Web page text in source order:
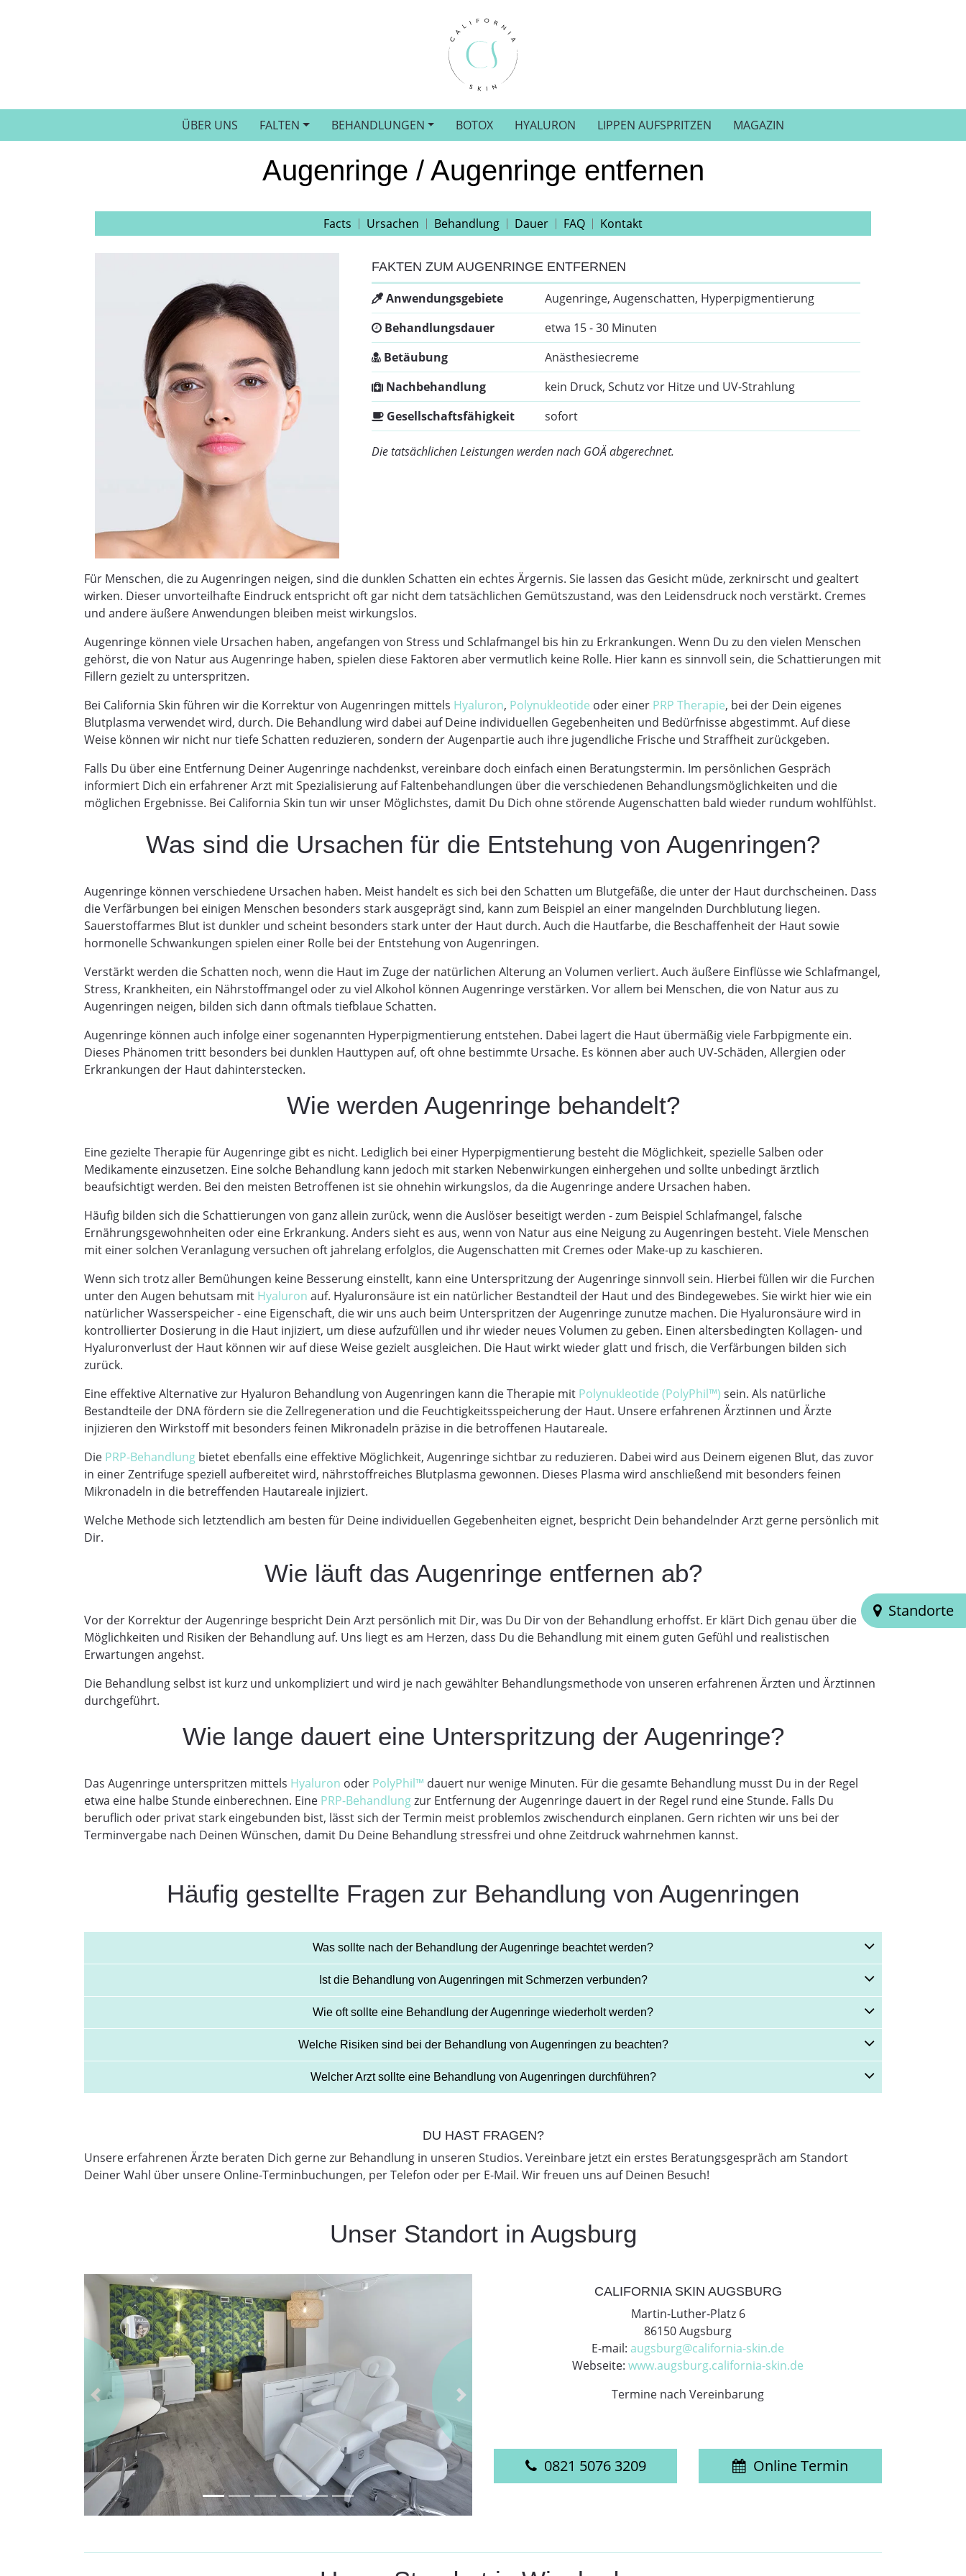
ÜBER UNS FALTEN BEHANDLUNGEN BOTOX HYALURON LIPPEN AUFSPRITZEN MAGAZIN
Augenringe / Augenringe entfernen
Facts Ursachen Behandlung Dauer FAQ Kontakt
FAKTEN ZUM AUGENRINGE ENTFERNEN
Anwendungsgebiete
Augenringe, Augenschatten, Hyperpigmentierung
Behandlungsdauer
etwa 15 - 30 Minuten
Betäubung
Anästhesiecreme
Nachbehandlung
kein Druck, Schutz vor Hitze und UV-Strahlung
Gesellschaftsfähigkeit
sofort
Die tatsächlichen Leistungen werden nach GOÄ abgerechnet.
Für Menschen, die zu Augenringen neigen, sind die dunklen Schatten ein echtes Ärgernis. Sie lassen das Gesicht müde, zerknirscht und gealtert
wirken. Dieser unvorteilhafte Eindruck entspricht oft gar nicht dem tatsächlichen Gemütszustand, was den Leidensdruck noch verstärkt. Cremes
und andere äußere Anwendungen bleiben meist wirkungslos.
Augenringe können viele Ursachen haben, angefangen von Stress und Schlafmangel bis hin zu Erkrankungen. Wenn Du zu den vielen Menschen
gehörst, die von Natur aus Augenringe haben, spielen diese Faktoren aber vermutlich keine Rolle. Hier kann es sinnvoll sein, die Schattierungen mit
Fillern gezielt zu unterspritzen.
Bei California Skin führen wir die Korrektur von Augenringen mittels Hyaluron, Polynukleotide oder einer PRP Therapie, bei der Dein eigenes
Blutplasma verwendet wird, durch. Die Behandlung wird dabei auf Deine individuellen Gegebenheiten und Bedürfnisse abgestimmt. Auf diese
Weise können wir nicht nur tiefe Schatten reduzieren, sondern der Augenpartie auch ihre jugendliche Frische und Straffheit zurückgeben.
Falls Du über eine Entfernung Deiner Augenringe nachdenkst, vereinbare doch einfach einen Beratungstermin. Im persönlichen Gespräch
informiert Dich ein erfahrener Arzt mit Spezialisierung auf Faltenbehandlungen über die verschiedenen Behandlungsmöglichkeiten und die
möglichen Ergebnisse. Bei California Skin tun wir unser Möglichstes, damit Du Dich ohne störende Augenschatten bald wieder rundum wohlfühlst.
Was sind die Ursachen für die Entstehung von Augenringen?
Augenringe können verschiedene Ursachen haben. Meist handelt es sich bei den Schatten um Blutgefäße, die unter der Haut durchscheinen. Dass
die Verfärbungen bei einigen Menschen besonders stark ausgeprägt sind, kann zum Beispiel an einer mangelnden Durchblutung liegen.
Sauerstoffarmes Blut ist dunkler und scheint besonders stark unter der Haut durch. Auch die Hautfarbe, die Beschaffenheit der Haut sowie
hormonelle Schwankungen spielen einer Rolle bei der Entstehung von Augenringen.
Verstärkt werden die Schatten noch, wenn die Haut im Zuge der natürlichen Alterung an Volumen verliert. Auch äußere Einflüsse wie Schlafmangel,
Stress, Krankheiten, ein Nährstoffmangel oder zu viel Alkohol können Augenringe verstärken. Vor allem bei Menschen, die von Natur aus zu
Augenringen neigen, bilden sich dann oftmals tiefblaue Schatten.
Augenringe können auch infolge einer sogenannten Hyperpigmentierung entstehen. Dabei lagert die Haut übermäßig viele Farbpigmente ein.
Dieses Phänomen tritt besonders bei dunklen Hauttypen auf, oft ohne bestimmte Ursache. Es können aber auch UV-Schäden, Allergien oder
Erkrankungen der Haut dahinterstecken.
Wie werden Augenringe behandelt?
Eine gezielte Therapie für Augenringe gibt es nicht. Lediglich bei einer Hyperpigmentierung besteht die Möglichkeit, spezielle Salben oder
Medikamente einzusetzen. Eine solche Behandlung kann jedoch mit starken Nebenwirkungen einhergehen und sollte unbedingt ärztlich
beaufsichtigt werden. Bei den meisten Betroffenen ist sie ohnehin wirkungslos, da die Augenringe andere Ursachen haben.
Häufig bilden sich die Schattierungen von ganz allein zurück, wenn die Auslöser beseitigt werden - zum Beispiel Schlafmangel, falsche
Ernährungsgewohnheiten oder eine Erkrankung. Anders sieht es aus, wenn von Natur aus eine Neigung zu Augenringen besteht. Viele Menschen
mit einer solchen Veranlagung versuchen oft jahrelang erfolglos, die Augenschatten mit Cremes oder Make-up zu kaschieren.
Wenn sich trotz aller Bemühungen keine Besserung einstellt, kann eine Unterspritzung der Augenringe sinnvoll sein. Hierbei füllen wir die Furchen
unter den Augen behutsam mit Hyaluron auf. Hyaluronsäure ist ein natürlicher Bestandteil der Haut und des Bindegewebes. Sie wirkt hier wie ein
natürlicher Wasserspeicher - eine Eigenschaft, die wir uns auch beim Unterspritzen der Augenringe zunutze machen. Die Hyaluronsäure wird in
kontrollierter Dosierung in die Haut injiziert, um diese aufzufüllen und ihr wieder neues Volumen zu geben. Einen altersbedingten Kollagen- und
Hyaluronverlust der Haut können wir auf diese Weise gezielt ausgleichen. Die Haut wirkt wieder glatt und frisch, die Verfärbungen bilden sich
zurück.
Eine effektive Alternative zur Hyaluron Behandlung von Augenringen kann die Therapie mit Polynukleotide (PolyPhil™) sein. Als natürliche
Bestandteile der DNA fördern sie die Zellregeneration und die Feuchtigkeitsspeicherung der Haut. Unsere erfahrenen Ärztinnen und Ärzte
injizieren den Wirkstoff mit besonders feinen Mikronadeln präzise in die betroffenen Hautareale.
Die PRP-Behandlung bietet ebenfalls eine effektive Möglichkeit, Augenringe sichtbar zu reduzieren. Dabei wird aus Deinem eigenen Blut, das zuvor
in einer Zentrifuge speziell aufbereitet wird, nährstoffreiches Blutplasma gewonnen. Dieses Plasma wird anschließend mit besonders feinen
Mikronadeln in die betreffenden Hautareale injiziert.
Welche Methode sich letztendlich am besten für Deine individuellen Gegebenheiten eignet, bespricht Dein behandelnder Arzt gerne persönlich mit
Dir.
Wie läuft das Augenringe entfernen ab?
Vor der Korrektur der Augenringe bespricht Dein Arzt persönlich mit Dir, was Du Dir von der Behandlung erhoffst. Er klärt Dich genau über die
Möglichkeiten und Risiken der Behandlung auf. Uns liegt es am Herzen, dass Du die Behandlung mit einem guten Gefühl und realistischen
Erwartungen angehst.
Die Behandlung selbst ist kurz und unkompliziert und wird je nach gewählter Behandlungsmethode von unseren erfahrenen Ärzten und Ärztinnen
durchgeführt.
Wie lange dauert eine Unterspritzung der Augenringe?
Das Augenringe unterspritzen mittels Hyaluron oder PolyPhil™ dauert nur wenige Minuten. Für die gesamte Behandlung musst Du in der Regel
etwa eine halbe Stunde einberechnen. Eine PRP-Behandlungzur Entfernung der Augenringe dauert in der Regel rund eine Stunde. Falls Du
beruflich oder privat stark eingebunden bist, lässt sich der Termin meist problemlos zwischendurch einplanen. Gern richten wir uns bei der
Terminvergabe nach Deinen Wünschen, damit Du Deine Behandlung stressfrei und ohne Zeitdruck wahrnehmen kannst.
Häufig gestellte Fragen zur Behandlung von Augenringen
Was sollte nach der Behandlung der Augenringe beachtet werden?
Ist die Behandlung von Augenringen mit Schmerzen verbunden?
Wie oft sollte eine Behandlung der Augenringe wiederholt werden?
Welche Risiken sind bei der Behandlung von Augenringen zu beachten?
Welcher Arzt sollte eine Behandlung von Augenringen durchführen?
DU HAST FRAGEN?
Unsere erfahrenen Ärzte beraten Dich gerne zur Behandlung in unseren Studios. Vereinbare jetzt ein erstes Beratungsgespräch am Standort
Deiner Wahl über unsere Online-Terminbuchungen, per Telefon oder per E-Mail. Wir freuen uns auf Deinen Besuch!
Unser Standort in Augsburg
Previous Next
CALIFORNIA SKIN AUGSBURG
Martin-Luther-Platz 6
86150 Augsburg
E-mail: augsburg@california-skin.de
Webseite: www.augsburg.california-skin.de
Termine nach Vereinbarung
0821 5076 3209 Online Termin
Standorte